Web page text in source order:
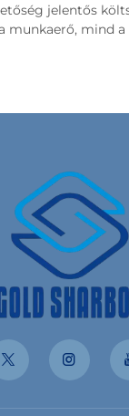
jelentős
munkaerő, mind